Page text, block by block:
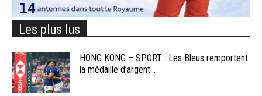
Les plus lus
HONG KONG – SPORT : Les Bleus remportent
la médaille d’argent...